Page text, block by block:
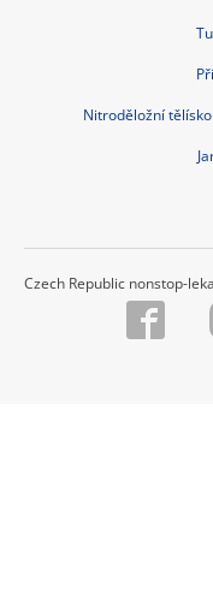
Nitroděložní
Czech Republic nonstop-